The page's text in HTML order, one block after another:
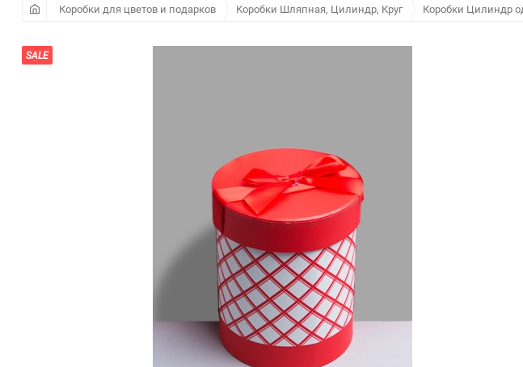
Коробки для цветов и подарков Коробки Шляпная, Цилиндр, Круг Коробки Цилиндр
SALE